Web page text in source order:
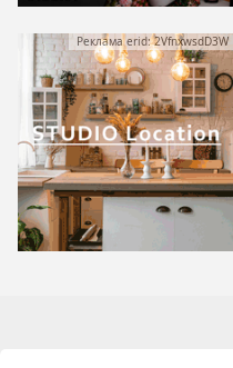
Реклама erid: 2VfnxwsdD3W